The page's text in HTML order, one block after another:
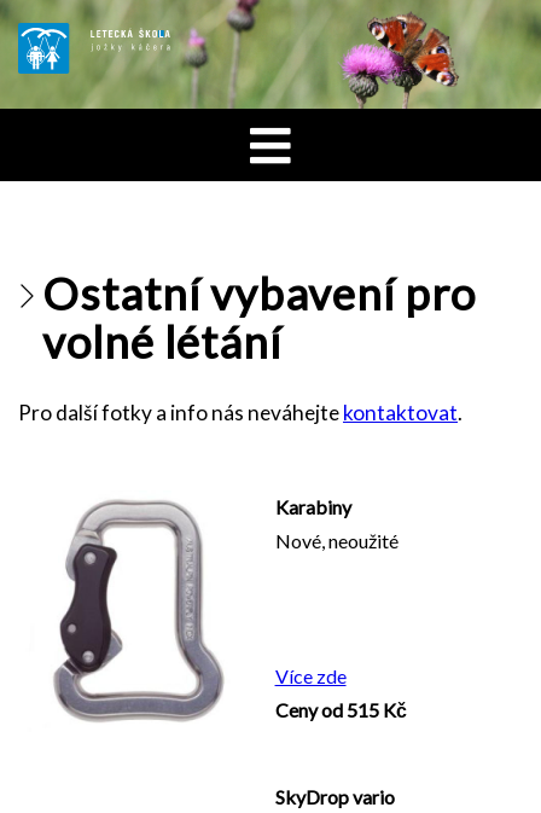
Ostatní vybavení pro
volné létání
Pro další fotky a info nás neváhejtekontaktovat.
Karabiny
Nové, neoužité
Více zde
Ceny od 515 Kč
SkyDrop vario